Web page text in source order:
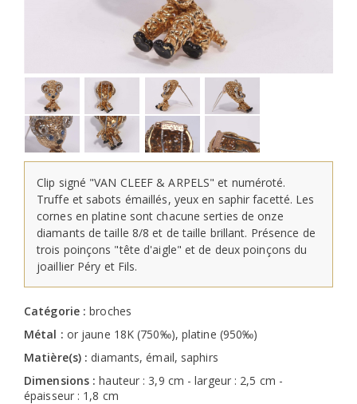
Clip signé "VAN CLEEF & ARPELS" et numéroté.
Truffe et sabots émaillés, yeux en saphir facetté. Les
cornes en platine sont chacune serties de onze
diamants de taille 8/8 et de taille brillant. Présence de
trois poinçons "tête d'aigle" et de deux poinçons du
joaillier Péry et Fils.
Catégorie :broches
Métal : or jaune 18K (750‰), platine (950‰)
Matière(s) : diamants, émail, saphirs
Dimensions :hauteur : 3,9 cm - largeur : 2,5 cm -
épaisseur : 1,8 cm